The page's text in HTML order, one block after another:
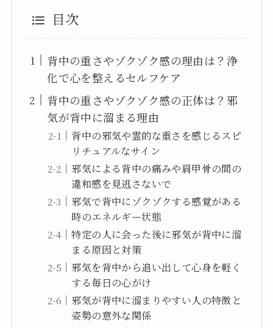
目次
背中の重さやゾクゾク感の理由は？浄
化で心を整えるセルフケア
背中の重さやゾクゾク感の正体は？邪
気が背中に溜まる理由
背中の邪気や霊的な重さを感じるスピ
リチュアルなサイン
邪気による背中の痛みや肩甲骨の間の
違和感を見逃さないで
邪気で背中にゾクゾクする感覚がある
時のエネルギー状態
特定の人に会った後に邪気が背中に溜
まる原因と対策
邪気を背中から追い出して心身を軽く
する毎日の心がけ
邪気が背中に溜まりやすい人の特徴と
姿勢の意外な関係